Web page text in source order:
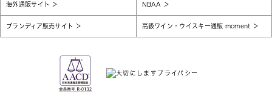
海外通販サイト NBAA
ブランディア販売サイト 高級ワイン・ウイスキー通販 moment